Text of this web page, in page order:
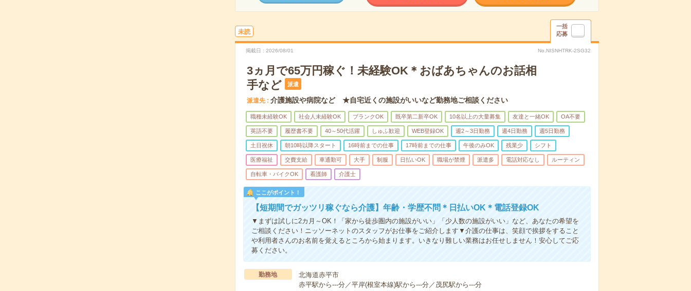
未読
一括
応募
掲載日 2026/08/01 No.NISNHTRK-2SG32
3ヵ月で65万円稼ぐ！未経験OK＊おばあちゃんのお話相
手など
派遣
派遣先 介護施設や病院など ★自宅近くの施設がいいなど勤務地ご相談ください
職種未経験OK 社会人未経験OK ブランクOK 既卒第二新卒OK 10名以上の大量募集 友達と一緒OK OA不要
英語不要 履歴書不要 40～50代活躍 しゅふ歓迎 WEB登録OK 週2～3日勤務 週4日勤務 週5日勤務
土日祝休 朝10時以降スタート 16時前までの仕事 17時前までの仕事 午後のみOK 残業少 シフト
医療福祉 交費支給 車通勤可 大手 制服 日払いOK 職場が禁煙 派遣多 電話対応なし ルーティン
自転車・バイクOK 看護師 介護士
ここがポイント！
【短期間でガッツリ稼ぐなら介護】年齢・学歴不問＊日払いOK＊電話登録OK
▼まずは試しに2カ月～OK！「家から徒歩圏内の施設がいい」「少人数の施設がいい」など、あなたの希望を
ご相談ください！ニッソーネットのスタッフがお仕事をご紹介します▼介護の仕事は、笑顔で挨拶をすること
や利用者さんのお名前を覚えるところから始まります。いきなり難しい業務はお任せしません！安心してご応
募ください。
勤務地
北海道赤平市
赤平駅から---分／平岸(根室本線)駅から---分／茂尻駅から---分